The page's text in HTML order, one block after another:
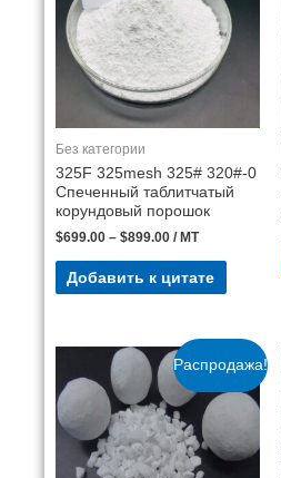
Без категории
325F 325mesh 325# 320#-0
Спеченный таблитчатый
корундовый порошок
$699.00 – $899.00 / MT
Добавить к цитате
Распродажа!